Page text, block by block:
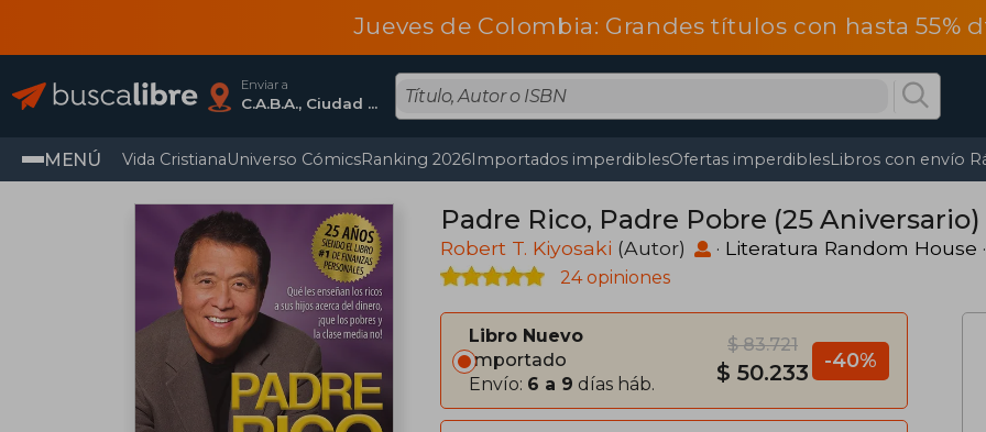
Jueves de Colombia: Grandes títulos con hasta 55%
Enviar a
C.A.B.A., Ciudad Autónoma De Buenos Aires
MENÚ Vida CristianaUniverso CómicsRanking 2026Importados imperdiblesOfertas imperdiblesLibros con envío
Padre Rico, Padre Pobre (25 Aniversario)
Robert T. Kiyosaki (Autor) · Literatura Random House
24 opiniones
Libro Nuevo
Importado
Envío: 6 a 9 días háb.
$ 83.721
$ 50.233 -40%